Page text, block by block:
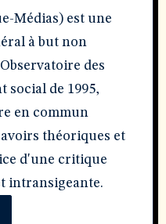
Médias) est une
à but non
des
social de 1995,
en commun
théoriques et
d'une critique
intransigeante.